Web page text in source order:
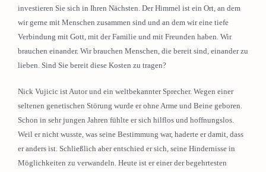
investieren Sie sich in Ihren Nächsten. Der Himmel ist ein Ort, an dem
wir gerne mit Menschen zusammen sind und an dem wir eine tiefe
Verbindung mit Gott, mit der Familie und mit Freunden haben. Wir
brauchen einander. Wir brauchen Menschen, die bereit sind, einander zu
lieben. Sind Sie bereit diese Kosten zu tragen?
Nick Vujicic ist Autor und ein weltbekannter Sprecher. Wegen einer
seltenen genetischen Störung wurde er ohne Arme und Beine geboren.
Schon in sehr jungen Jahren fühlte er sich hilflos und hoffnungslos.
Weil er nicht wusste, was seine Bestimmung war, haderte er damit, dass
er anders ist. Schließlich aber entschied er sich, seine Hindernisse in
Möglichkeiten zu verwandeln. Heute ist er einer der begehrtesten